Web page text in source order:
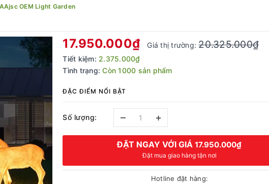
OEM Light Garden
17.950.000₫ Giá thị trường:20.325.000₫
Tiết kiệm: 2.375.000₫
Tình trạng: Còn 1000 sản phẩm
ĐẶC ĐIỂM NỔI BẬT
Số lượng: – +
ĐẶT NGAY VỚI GIÁ17.950.000₫
Đặt mua giao hàng tận nơi
Hotline đặt hàng: